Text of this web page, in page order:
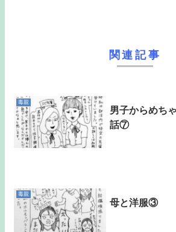
関連記事
毒親
男子からめち
話⑦
毒親
母と洋服③